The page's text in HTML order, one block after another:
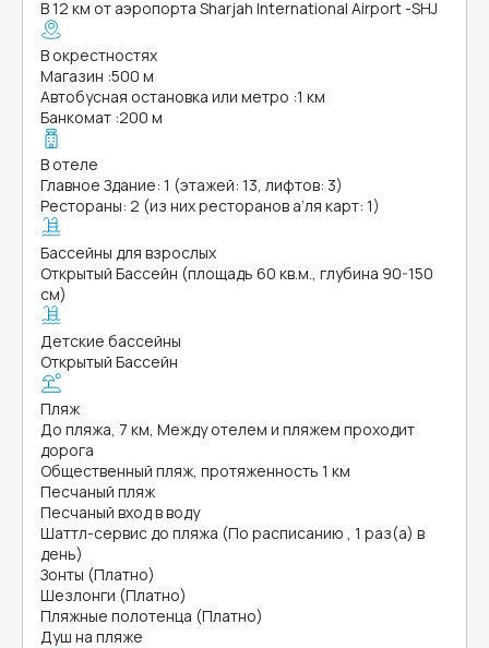
В 12 км от аэропорта Sharjah International Airport -SHJ
В окрестностях
Магазин :500 м
Автобусная остановка или метро :1 км
Банкомат :200 м
В отеле
Главное Здание: 1 (этажей: 13, лифтов: 3)
Рестораны: 2 (из них ресторанов а’ля карт: 1)
Бассейны для взрослых
Открытый Бассейн (площадь 60 кв.м., глубина 90-150
см)
Детские бассейны
Открытый Бассейн
Пляж
До пляжа, 7 км, Между отелем и пляжем проходит
дорога
Общественный пляж, протяженность 1 км
Песчаный пляж
Песчаный вход в воду
Шаттл-сервис до пляжа (По расписанию , 1 раз(а) в
день)
Зонты (Платно)
Шезлонги (Платно)
Пляжные полотенца (Платно)
Душ на пляже